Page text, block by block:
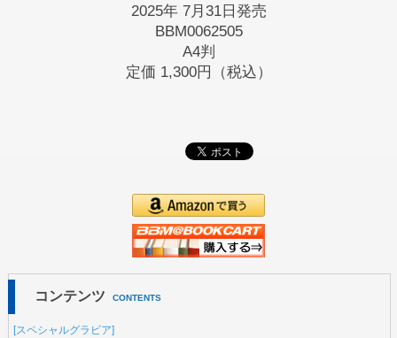
2025年 7月31日発売
BBM0062505
A4判
定価 1,300円（税込）
コンテンツ CONTENTS
[スペシャルグラビア]